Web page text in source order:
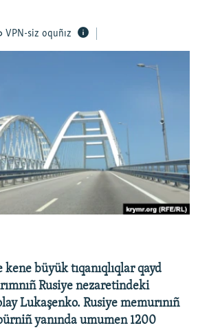
VPN-siz oquñız
büyük tıqanıqlıqlar qayd
Rusiye nezaretindeki
Lukaşenko. Rusiye memurınıñ
yanında umumen 1200